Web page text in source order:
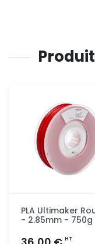
PLA Ultimaker
- 2.85mm - 750g
HT